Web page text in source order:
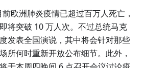
欧洲肺炎疫情已超过百万人死亡，
将突破 10 万人次。不过总统马克
发表全国演说，其中将会针对那些
所何时重新开放公布细节。此外，